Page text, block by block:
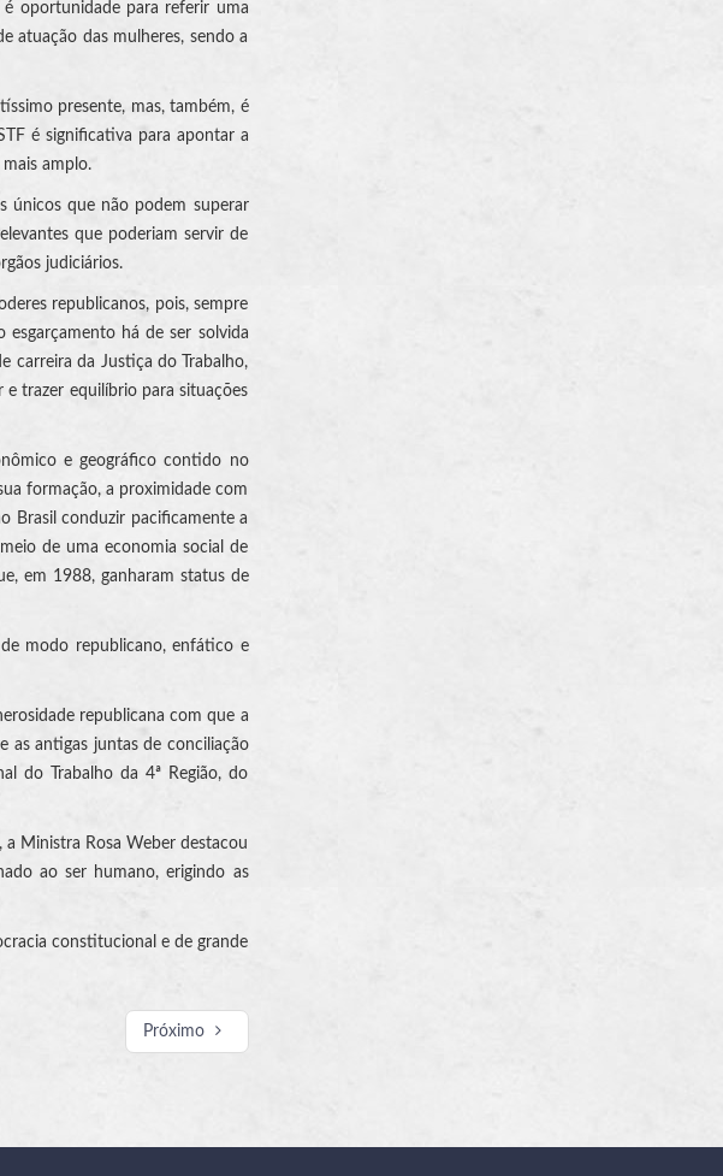
é oportunidade para referir uma
atuação das mulheres, sendo a
presente, mas, também, é
é significativa para apontar a
amplo.
únicos que não podem superar
que poderiam servir de
judiciários.
republicanos, pois, sempre
há de ser solvida
carreira da Justiça do Trabalho,
trazer equilíbrio para situações
e geográfico contido no
formação, a proximidade com
Brasil conduzir pacificamente a
de uma economia social de
em 1988, ganharam status de
modo republicano, enfático e
republicana com que a
as antigas juntas de conciliação
do Trabalho da 4ª Região, do
Ministra Rosa Weber destacou
ao ser humano, erigindo as
constitucional e de grande
Próximo